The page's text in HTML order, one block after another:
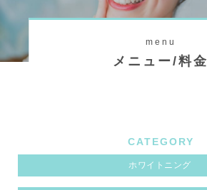
menu
メニュー/料金
CATEGORY
ホワイトニング